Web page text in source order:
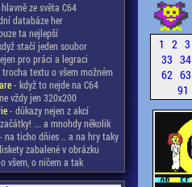
ze světa C64
databáze her
ta nejlepší
stačí jeden soubor
pro práci a legraci
trocha textu o všem možném
- když to nejde na C64
vždy jen 320x200
- důkazy nejen z akcí
... a mnohdy několik
- na ticho dňies .. a na hry taky
zabalené v obrázku
všem, o ničem a tak
1 2 3
33 34
62 63
91